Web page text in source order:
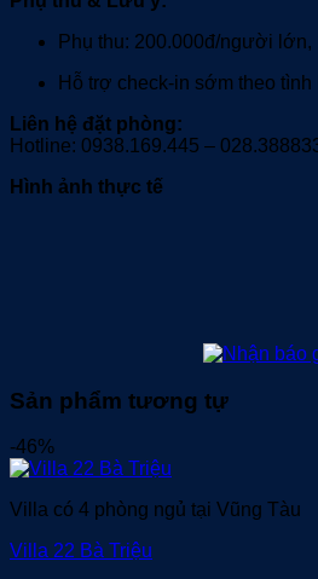
Phụ thu: 200.000đ/người lớn,
Hỗ trợ check-in sớm theo
Liên hệ đặt phòng:
Hotline: 0938.169.445 –
Hình ảnh thực tế
Sản phẩm tương tự
-46%
Villa có 4 phòng ngủ tại Vũng Tàu
Villa 22 Bà Triệu